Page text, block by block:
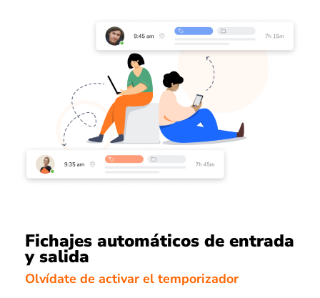
Fichajes automáticos de entrada
y salida
Olvídate de activar el temporizador